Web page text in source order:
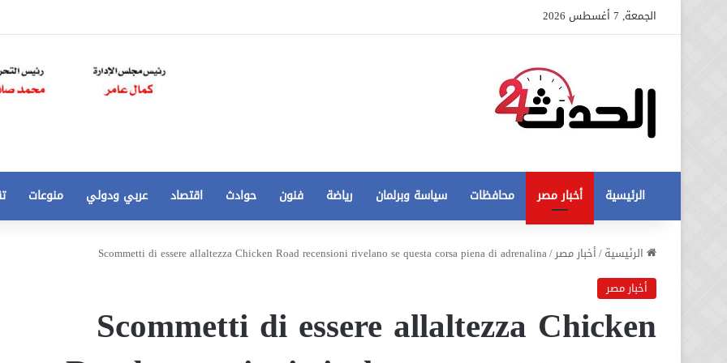
الجمعة, 7 أغسطس 2026
الرئيسية أخبار مصر محافظات سياسة وبرلمان رياضة فنون حوادث اقتصاد عربي ودولي منوعات
الرئيسية/أخبار مصر/
Scommetti di essere allaltezza Chicken Road recensioni rivelano se questa corsa piena di adrenalina
أخبار مصر
Scommetti di essere allaltezza Chicken
عاجل
أزمة
مخالفات
12 أغسطس، 2020
عاجل تطورات جديدة في أزمة مخالفات
تخفيض
250
الي
21 أغسطس، 2020